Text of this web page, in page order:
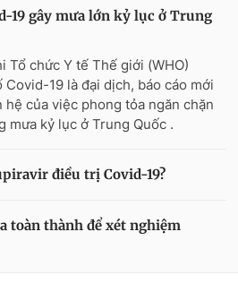
19 gây mưa lớn kỷ lục ở Trung
Tổ chức Y tế Thế giới (WHO)
19 là đại dịch, báo cáo mới
hệ của việc phong tỏa ngăn chặn
mưa kỷ lục ở Trung Quốc .
điều trị Covid-19?
toàn thành để xét nghiệm